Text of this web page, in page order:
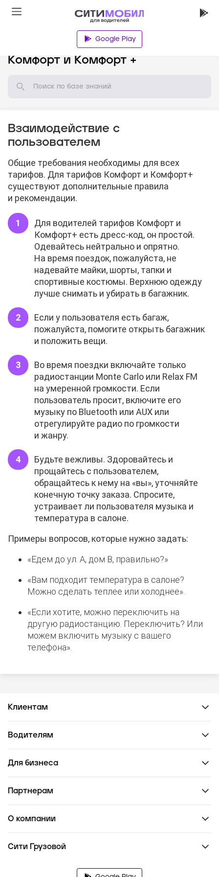
Google Play
Комфорт и Комфорт +
Взаимодействие с
пользователем
Общие требования необходимы для всех
тарифов. Для тарифов Комфорт и Комфорт+
существуют дополнительные правила
и рекомендации.
Для водителей тарифов Комфорт и
Комфорт+ есть дресс-код, он простой.
Одевайтесь нейтрально и опрятно.
На время поездок, пожалуйста, не
надевайте майки, шорты, тапки и
спортивные костюмы. Верхнюю одежду
лучше снимать и убирать в багажник.
Если у пользователя есть багаж,
пожалуйста, помогите открыть багажник
и положить вещи.
Во время поездки включайте только
радиостанции Monte Carlo или Relax FM
на умеренной громкости. Если
пользователь просит, включите его
музыку по Bluetooth или AUX или
отрегулируйте радио по громкости
и жанру.
Будьте вежливы. Здоровайтесь и
прощайтесь с пользователем,
обращайтесь к нему на «вы», уточняйте
конечную точку заказа. Спросите,
устраивает ли пользователя музыка и
температура в салоне.
Примеры вопросов, которые нужно задать:
«Едем до ул. А, дом В, правильно?»
«Вам подходит температура в салоне?
Можно сделать теплее или холоднее».
«Если хотите, можно переключить на
другую радиостанцию. Переключить? Или
можем включить музыку с вашего
телефона».
Клиентам
Водителям
Для бизнеса
Партнерам
О компании
Сити Грузовой